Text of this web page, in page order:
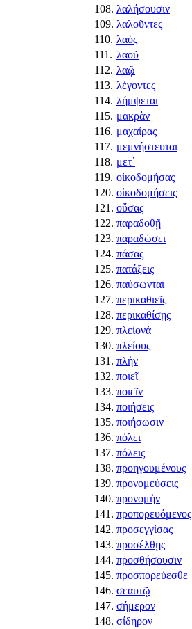
108. λαλήσουσιν
109. λαλοῦντες
110. λαὸς
111. λαοῦ
112. λαῷ
113. λέγοντες
114. λήμψεται
115. μακρὰν
116. μαχαίρας
117. μεμνήστευται
118. μετ᾿
119. οἰκοδομήσας
120. οἰκοδομήσεις
121. οὔσας
122. παραδοθῇ
123. παραδώσει
124. πάσας
125. πατάξεις
126. παύσωνται
127. περικαθιεῖς
128. περικαθίσῃς
129. πλείονά
130. πλείους
131. πλὴν
132. ποιεῖ
133. ποιεῖν
134. ποιήσεις
135. ποιήσωσιν
136. πόλει
137. πόλεις
138. προηγουμένους
139. προνομεύσεις
140. προνομὴν
141. προπορευόμενος
142. προσεγγίσας
143. προσέλθῃς
144. προσθήσουσιν
145. προσπορεύεσθε
146. σεαυτῷ
147. σήμερον
148. σίδηρον